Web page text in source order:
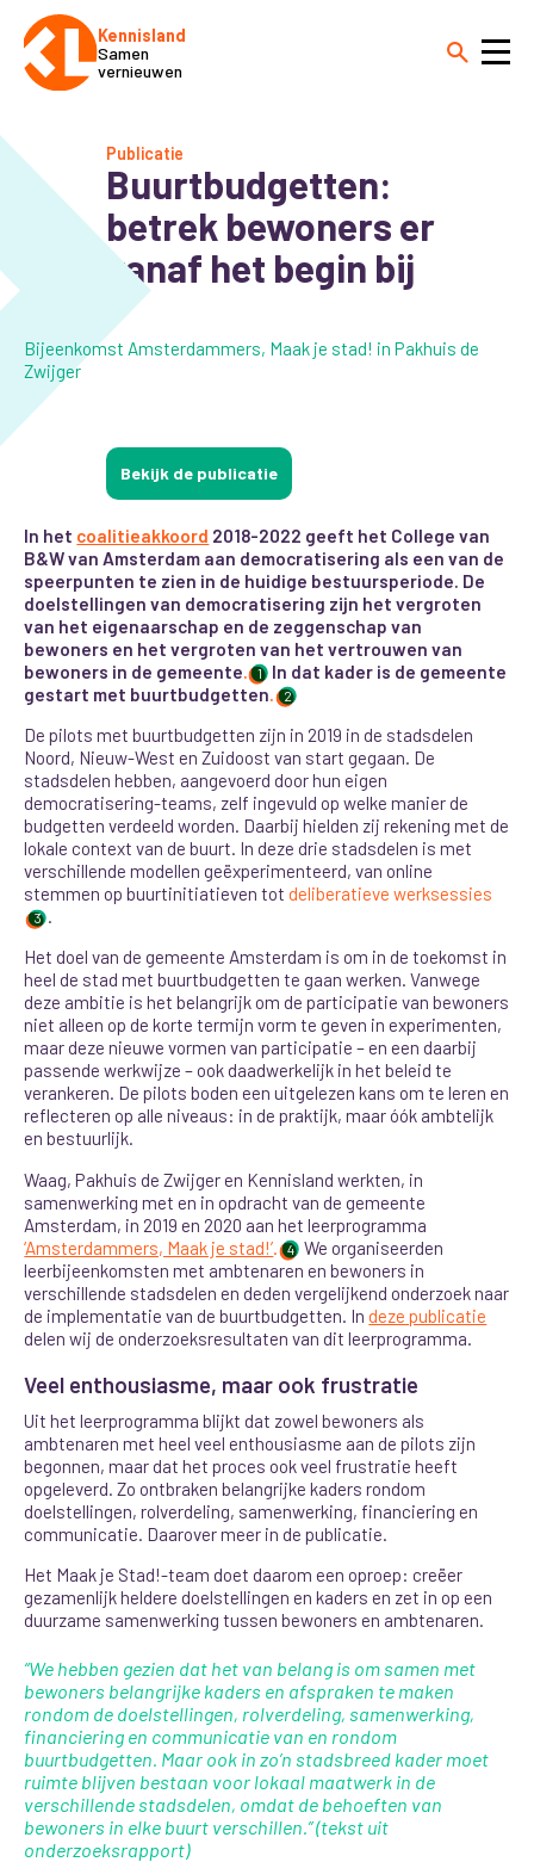
Kennisland
Samen
vernieuwen
Publicatie
Buurtbudgetten:
betrek bewoners er
vanaf het begin bij
Bijeenkomst Amsterdammers, Maak je stad! in Pakhuis de
Zwijger
Bekijk de publicatie
In het coalitieakkoord 2018-2022 geeft het College van
B&W van Amsterdam aan democratisering als een van de
speerpunten te zien in de huidige bestuursperiode. De
doelstellingen van democratisering zijn het vergroten
van het eigenaarschap en de zeggenschap van
bewoners en het vergroten van het vertrouwen van
bewoners in de gemeente. 1 In dat kader is de gemeente
gestart met buurtbudgetten. 2
De pilots met buurtbudgetten zijn in 2019 in de stadsdelen
Noord, Nieuw-West en Zuidoost van start gegaan. De
stadsdelen hebben, aangevoerd door hun eigen
democratisering-teams, zelf ingevuld op welke manier de
budgetten verdeeld worden. Daarbij hielden zij rekening met de
lokale context van de buurt. In deze drie stadsdelen is met
verschillende modellen geëxperimenteerd, van online
stemmen op buurtinitiatieven totdeliberatieve werksessies
3 .
Het doel van de gemeente Amsterdam is om in de toekomst in
heel de stad met buurtbudgetten te gaan werken. Vanwege
deze ambitie is het belangrijk om de participatie van bewoners
niet alleen op de korte termijn vorm te geven in experimenten,
maar deze nieuwe vormen van participatie – en een daarbij
passende werkwijze – ook daadwerkelijk in het beleid te
verankeren. De pilots boden een uitgelezen kans om te leren en
reflecteren op alle niveaus: in de praktijk, maar óók ambtelijk
en bestuurlijk.
Waag, Pakhuis de Zwijger en Kennisland werkten, in
samenwerking met en in opdracht van de gemeente
Amsterdam, in 2019 en 2020 aan het leerprogramma
‘Amsterdammers, Maak je stad!’. 4 We organiseerden
leerbijeenkomsten met ambtenaren en bewoners in
verschillende stadsdelen en deden vergelijkend onderzoek naar
de implementatie van de buurtbudgetten. Indeze publicatie
delen wij de onderzoeksresultaten van dit leerprogramma.
Veel enthousiasme, maar ook frustratie
Uit het leerprogramma blijkt dat zowel bewoners als
ambtenaren met heel veel enthousiasme aan de pilots zijn
begonnen, maar dat het proces ook veel frustratie heeft
opgeleverd. Zo ontbraken belangrijke kaders rondom
doelstellingen, rolverdeling, samenwerking, financiering en
communicatie. Daarover meer in de publicatie.
Het Maak je Stad!-team doet daarom een oproep: creëer
gezamenlijk heldere doelstellingen en kaders en zet in op een
duurzame samenwerking tussen bewoners en ambtenaren.
“We hebben gezien dat het van belang is om samen met
bewoners belangrijke kaders en afspraken te maken
rondom de doelstellingen, rolverdeling, samenwerking,
financiering en communicatie van en rondom
buurtbudgetten. Maar ook in zo’n stadsbreed kader moet
ruimte blijven bestaan voor lokaal maatwerk in de
verschillende stadsdelen, omdat de behoeften van
bewoners in elke buurt verschillen.” (tekst uit
onderzoeksrapport)